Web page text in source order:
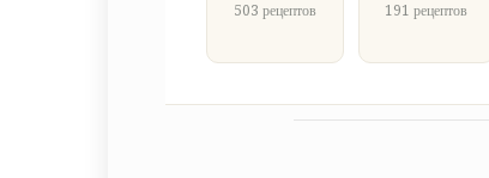
503 рецептов 191 рецептов